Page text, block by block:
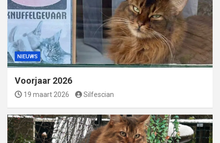
NIEUWS
Voorjaar 2026
19 maart 2026 Silfescian